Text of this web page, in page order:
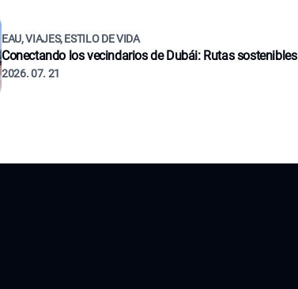
EAU, VIAJES, ESTILO DE VIDA
Conectando los vecindarios de Dubái: Rutas sostenibles
2026. 07. 21